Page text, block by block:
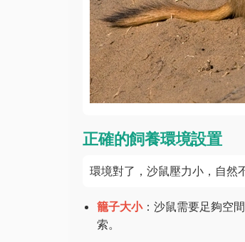
正確的飼養環境設置
環境對了，沙鼠壓力小，自然
籠子大小：沙鼠需要足夠空
索。